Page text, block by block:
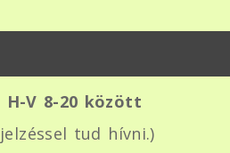
H-V 8-20 között
tud hívni.)